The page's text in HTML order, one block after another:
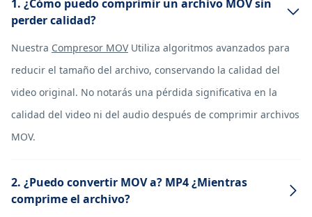
1. ¿Cómo puedo comprimir un archivo MOV sin
perder calidad?
Nuestra Compresor MOVUtiliza algoritmos avanzados para
reducir el tamaño del archivo, conservando la calidad del
video original. No notarás una pérdida significativa en la
calidad del video ni del audio después de comprimir archivos
MOV.
2. ¿Puedo convertir MOV a? MP4 ¿Mientras
comprime el archivo?